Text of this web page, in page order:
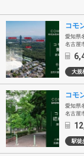
コモ
愛知県
名古屋
大規
コモ
愛知県
名古屋
駅徒